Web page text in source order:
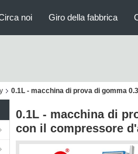
noi Giro della fabbrica
0.1L - macchina di prova di gomma
0.1L - macchina di
con il compressore